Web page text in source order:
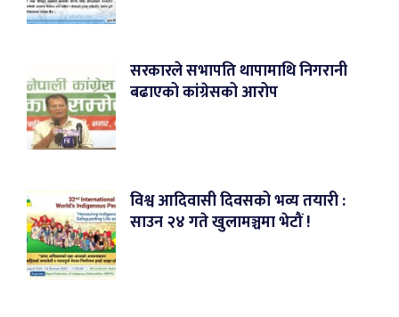
सरकारले सभापति थापामाथि निगरानी
बढाएको कांग्रेसको आरोप
विश्व आदिवासी दिवसको भव्य तयारी :
साउन २४ गते खुलामञ्चमा भेटौं !